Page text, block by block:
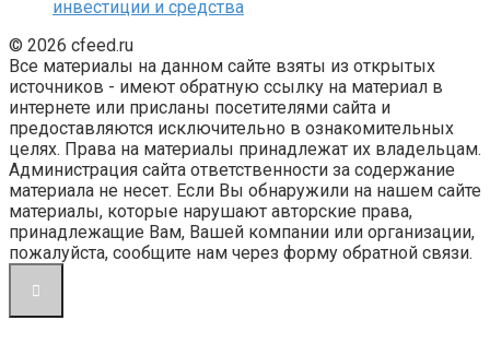
инвестиции и средства
© 2026 cfeed.ru
Все материалы на данном сайте взяты из открытых
источников - имеют обратную ссылку на материал в
интернете или присланы посетителями сайта и
предоставляются исключительно в ознакомительных
целях. Права на материалы принадлежат их владельцам.
Администрация сайта ответственности за содержание
материала не несет. Если Вы обнаружили на нашем сайте
материалы, которые нарушают авторские права,
принадлежащие Вам, Вашей компании или организации,
пожалуйста, сообщите нам через форму обратной связи.